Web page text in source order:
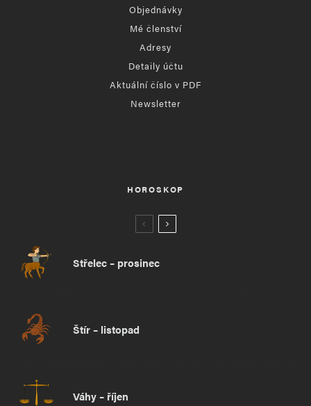
Objednávky
Mé členství
Adresy
Detaily účtu
Aktuální číslo v PDF
Newsletter
HOROSKOP
Střelec – prosinec
Štír – listopad
Váhy – říjen